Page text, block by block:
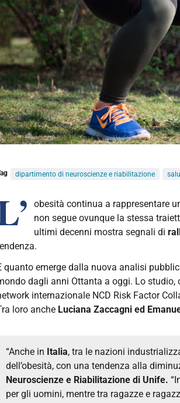
dipartimento di neuroscienze e riabilitazione
obesità continua a rappresentare
non segue ovunque la stessa
ultimi decenni mostra segnali di
quanto emerge dalla nuova analisi
dagli anni Ottanta a oggi. Lo studio,
internazionale NCD Risk Factor
loro anche Luciana Zaccagni ed
“Anche in Italia, tra le nazioni
dell’obesità, con una tendenza alla
Neuroscienze e Riabilitazione di Unife.
per gli uomini, mentre tra ragazze e